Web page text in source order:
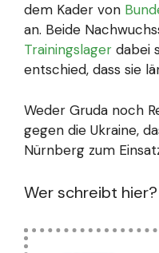
dem Kader von
an. Beide
Trainingslager dabei
entschied, dass sie
Weder Gruda noch
gegen die Ukraine,
Nürnberg zum
Wer schreibt hier?